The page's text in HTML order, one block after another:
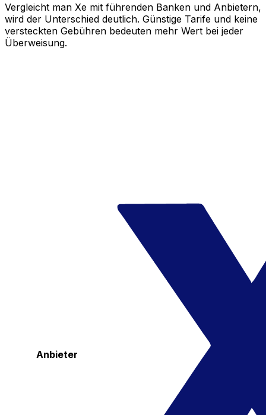
Vergleicht man Xe mit führenden Banken und Anbietern,
wird der Unterschied deutlich. Günstige Tarife und keine
versteckten Gebühren bedeuten mehr Wert bei jeder
Überweisung.
Anbieter